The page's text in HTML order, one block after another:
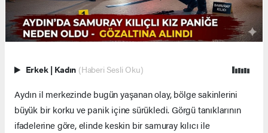
Erkek | Kadın (Haberi Sesli Oku)
Aydın il merkezinde bugün yaşanan olay, bölge sakinlerini
büyük bir korku ve panik içine sürükledi. Görgü tanıklarının
ifadelerine göre, elinde keskin bir samuray kılıcı ile